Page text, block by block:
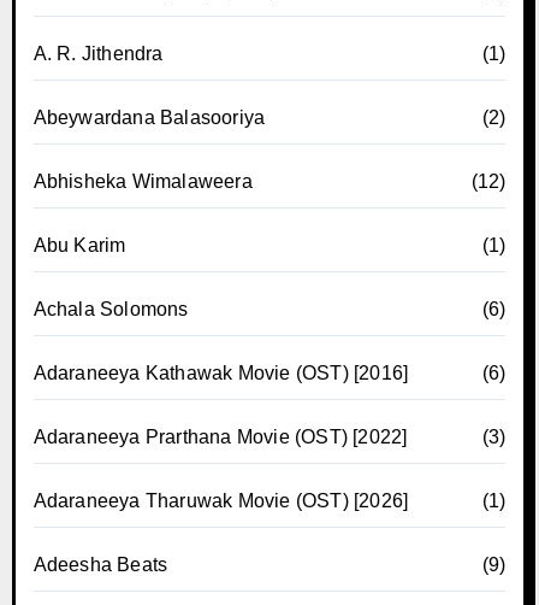
A. R. Jithendra (1)
Abeywardana Balasooriya (2)
Abhisheka Wimalaweera (12)
Abu Karim (1)
Achala Solomons (6)
Adaraneeya Kathawak Movie (OST) [2016] (6)
Adaraneeya Prarthana Movie (OST) [2022] (3)
Adaraneeya Tharuwak Movie (OST) [2026] (1)
Adeesha Beats (9)